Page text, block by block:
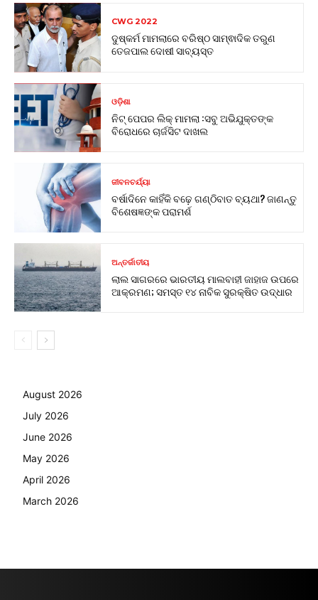
CWG 2022
ଦୁଷ୍କର୍ମ ମାମଲାରେ ବରିଷ୍ଠ ସାମ୍ଵାଦିକ ତରୁଣ
ତେଜପାଲ ଦୋଷୀ ସାବ୍ୟସ୍ତ
ଓଡ଼ିଶା
ନିଟ୍ ପେପର ଲିକ୍ ମାମଲା :ସବୁ ଅଭିଯୁକ୍ତଙ୍କ
ବିରୋଧରେ ଚାର୍ଜସିଟ ଦାଖଲ
ଜୀବନଚର୍ଯ୍ୟା
ବର୍ଷାଦିନେ କାହିଁକି ବଢ଼େ ଗଣ୍ଠିବାତ ବ୍ୟଥା? ଜାଣନ୍ତୁ
ବିଶେଷଜ୍ଞଙ୍କ ପରାମର୍ଶ
ଅନ୍ତର୍ଜାତୀୟ
ଲାଲ ସାଗରରେ ଭାରତୀୟ ମାଲବାହୀ ଜାହାଜ ଉପରେ
ଆକ୍ରମଣ; ସମସ୍ତ ୧୪ ନାବିକ ସୁରକ୍ଷିତ ଉଦ୍ଧାର
August 2026
July 2026
June 2026
May 2026
April 2026
March 2026